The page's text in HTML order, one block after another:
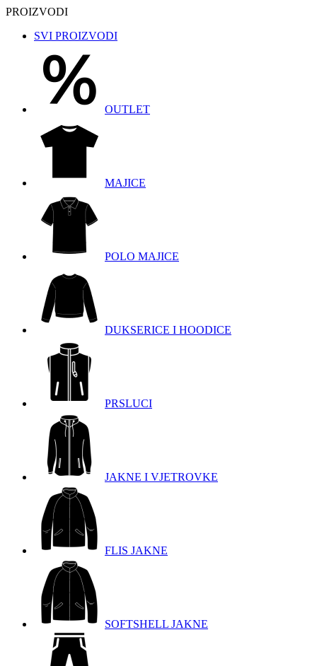
PROIZVODI
SVI PROIZVODI
OUTLET
MAJICE
POLO MAJICE
DUKSERICE I HOODICE
PRSLUCI
JAKNE I VJETROVKE
FLIS JAKNE
SOFTSHELL JAKNE